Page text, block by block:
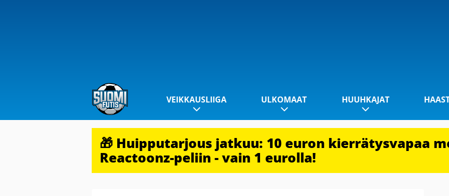
VEIKKAUSLIIGA ULKOMAAT HUUHKAJAT
🎁 Huipputarjous jatkuu: 10 euron kierrätysvapaa
Reactoonz-peliin - vain 1 eurolla!